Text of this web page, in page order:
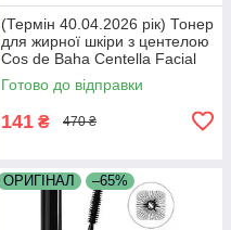
(Термін 40.04.2026 рік) Тонер
для жирної шкіри з центелою
Cos de Baha Centella Facial
Toner 200 мл
Готово до відправки
141 ₴ 470 ₴
ОРИГІНАЛ –65%